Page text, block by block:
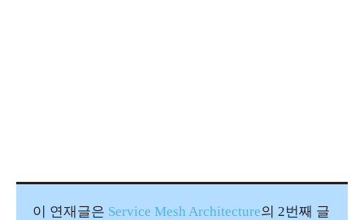
이 연재글은 Service Mesh Architecture의 2번째 글